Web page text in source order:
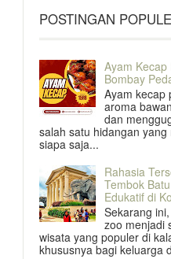
POSTINGAN
Ayam Kecap
Bombay
Ayam kecap
aroma
dan
salah satu hidangan
siapa saja...
Rahasia
Tembok
Edukatif di
Sekarang
zoo menjadi
wisata yang populer di
khususnya bagi keluarga